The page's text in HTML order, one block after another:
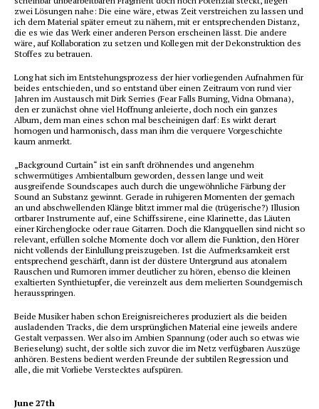
zwei Lösungen nahe: Die eine wäre, etwas Zeit verstreichen zu lassen und
ich dem Material später erneut zu nähern, mit er entsprechenden Distanz,
die es wie das Werk einer anderen Person erscheinen lässt. Die andere
wäre, auf Kollaboration zu setzen und Kollegen mit der Dekonstruktion des
Stoffes zu betrauen.
Long hat sich im Entstehungsprozess der hier vorliegenden Aufnahmen für
beides entschieden, und so entstand über einen Zeitraum von rund vier
Jahren im Austausch mit Dirk Serries (Fear Falls Burning, Vidna Obmana),
den er zunächst ohne viel Hoffnung anleierte, doch noch ein ganzes
Album, dem man eines schon mal bescheinigen darf: Es wirkt derart
homogen und harmonisch, dass man ihm die verquere Vorgeschichte
kaum anmerkt.
„Background Curtain“ ist ein sanft dröhnendes und angenehm
schwermütiges Ambientalbum geworden, dessen lange und weit
ausgreifende Soundscapes auch durch die ungewöhnliche Färbung der
Sound an Substanz gewinnt. Gerade in ruhigeren Momenten der gemach
an und abschwellenden Klänge blitzt immer mal die (trügerische?) Illusion
ortbarer Instrumente auf, eine Schiffssirene, eine Klarinette, das Läuten
einer Kirchenglocke oder raue Gitarren. Doch die Klangquellen sind nicht so
relevant, erfüllen solche Momente doch vor allem die Funktion, den Hörer
nicht vollends der Einlullung preiszugeben. Ist die Aufmerksamkeit erst
entsprechend geschärft, dann ist der düstere Untergrund aus atonalem
Rauschen und Rumoren immer deutlicher zu hören, ebenso die kleinen
exaltierten Synthietupfer, die vereinzelt aus dem melierten Soundgemisch
herausspringen.
Beide Musiker haben schon Ereignisreicheres produziert als die beiden
ausladenden Tracks, die dem ursprünglichen Material eine jeweils andere
Gestalt verpassen. Wer also im Ambien Spannung (oder auch so etwas wie
Berieselung) sucht, der soltle sich zuvor die im Netz verfügbaren Auszüge
anhören. Bestens bedient werden Freunde der subtilen Regression und
alle, die mit Vorliebe Verstecktes aufspüren.
June 27th